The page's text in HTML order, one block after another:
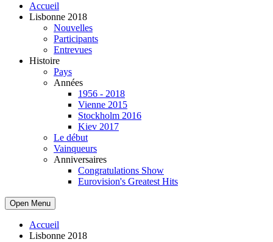
Accueil
Lisbonne 2018
Nouvelles
Participants
Entrevues
Histoire
Pays
Années
1956 - 2018
Vienne 2015
Stockholm 2016
Kiev 2017
Le début
Vainqueurs
Anniversaires
Congratulations Show
Eurovision's Greatest Hits
Open Menu
Accueil
Lisbonne 2018